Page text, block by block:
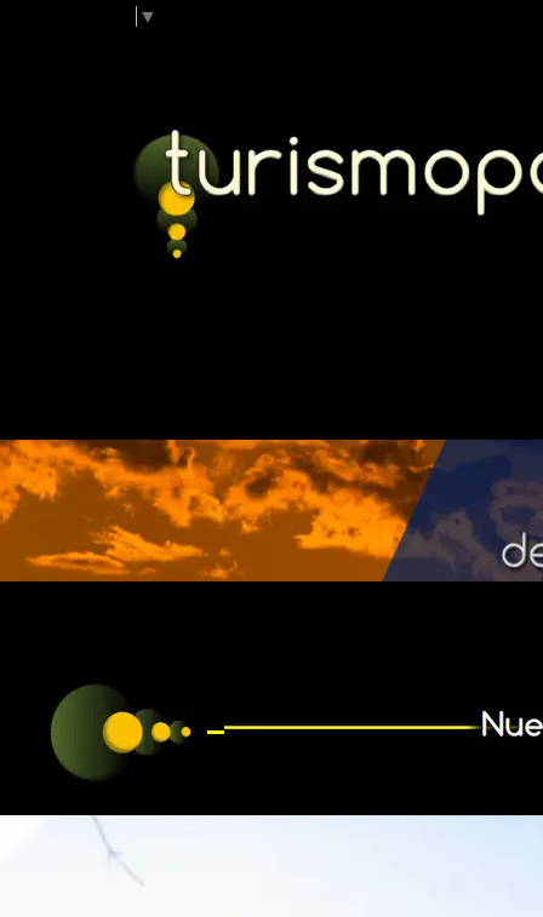
▼